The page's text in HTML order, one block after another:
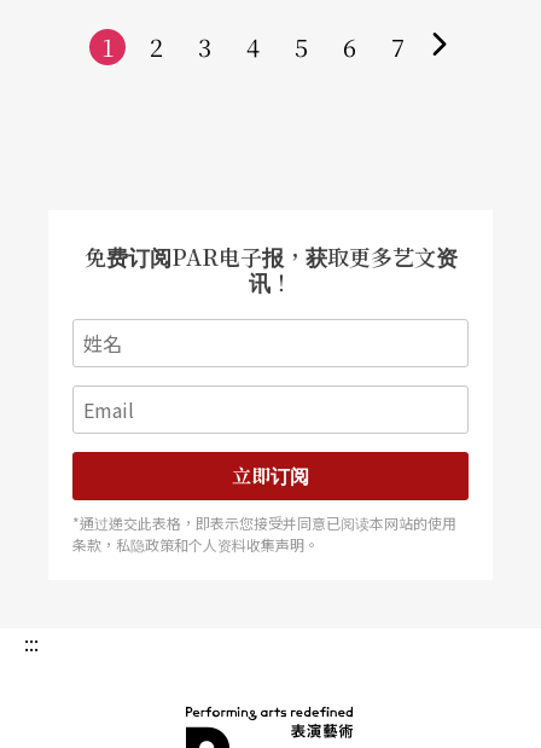
1 2 3 4 5 6 7
免费订阅PAR电子报，获取更多艺文资
讯！
立即订阅
*通过递交此表格，即表示您接受并同意已阅读本网站的使用
条款，私隐政策和个人资料收集声明。
:::